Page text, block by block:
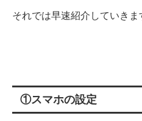
それでは早速紹介していきま
①スマホの設定